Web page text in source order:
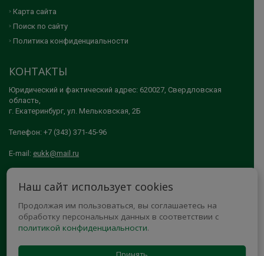
Карта сайта
Поиск по сайту
Политика конфиденциальности
КОНТАКТЫ
Юридический и фактический адрес: 620027, Свердловская
область,
г. Екатеринбург, ул. Мельковская, 2Б
Телефон: +7 (343) 371-45-96
E-mail: eukk@mail.ru
КОМБИНАТ"
МЫ В СОЦСЕТЯХ
Наш сайт использует cookies
Продолжая им пользоваться, вы соглашаетесь на
обработку персональных данных в соответствии с
политикой конфиденциальности.